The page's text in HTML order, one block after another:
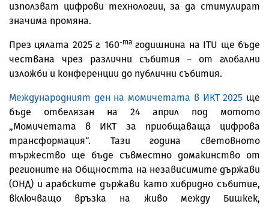
използват цифрови технологии, за да стимулират
значима промяна.
През цялата 2025 г. 160-тагодишнина на ITU ще бъде
чествана чрез различни събития – от глобални
изложби и конференции до публични събития.
Международният ден на момичетата в ИКТ 2025 ще
бъде отбелязан на 24 април под мотото
„Момичетата в ИКТ за приобщаваща цифрова
трансформация“. Тази година световното
тържество ще бъде съвместно домакинство от
регионите на Общността на независимите държави
(ОНД) и арабските държави като хибридно събитие,
включващо връзка на живо между Бишкек,